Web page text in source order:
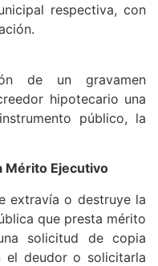
respectiva, con
de un gravamen
hipotecario una
público, la
Mérito Ejecutivo
extravía o destruye la
que presta mérito
solicitud de copia
el deudor o solicitarla